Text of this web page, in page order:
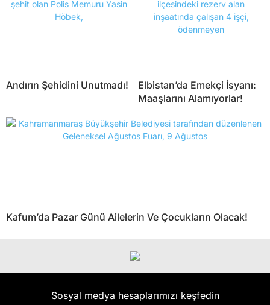
Andırın Şehidini Unutmadı!
Elbistan’da Emekçi İsyanı:
Maaşlarını Alamıyorlar!
Kafum’da Pazar Günü Ailelerin Ve Çocukların Olacak!
Sosyal medya hesaplarımızı keşfedin